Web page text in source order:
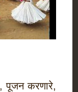
पूजन करणारे,